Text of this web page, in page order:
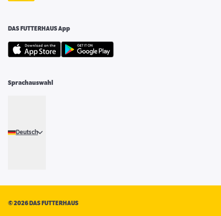
DAS FUTTERHAUS App
Sprachauswahl
Deutsch
©2026 DAS FUTTERHAUS